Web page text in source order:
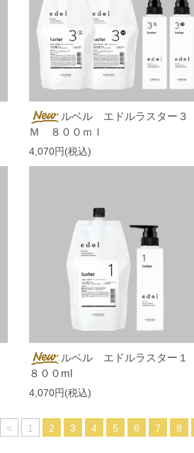
ルベル エドルラスター３
Ｍ ８００ｍｌ
4,070円(税込)
ルベル エドルラスター１
８００ml
4,070円(税込)
< 1 2 3 4 5 6 7 8